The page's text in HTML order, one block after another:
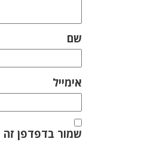
שם
אימייל
שמור בדפדפן